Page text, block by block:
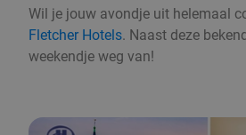
Wil je jouw avondje uit helemaal
Fletcher Hotels. Naast deze
weekendje weg van!